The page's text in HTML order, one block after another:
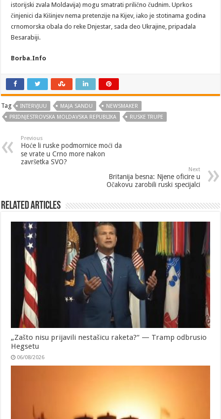
istorijski zvala Moldavija) mogu smatrati prilično čudnim. Uprkos
činjenici da Kišinjev nema pretenzije na Kijev, iako je stotinama godina
crnomorska obala do reke Dnjestar, sada deo Ukrajine, pripadala
Besarabiji.
Borba.Info
Tag INTERVJUU MAJA SANDU
NEWSMAKER
PRIDNJESTROVSKA MOLDAVSKA REPUBLIKA
RUSKE TRUPE
Previous
Hoće li ruske podmornice moći da
se vrate u Crno more nakon
završetka SVO?
Next
Britanija besna: Njene oficire u
Očakovu zarobili ruski specijalci
Related Articles
„Zašto nisu prijavili nestašicu raketa?“ — Tramp odbrusio
Hegsetu
06/08/2026